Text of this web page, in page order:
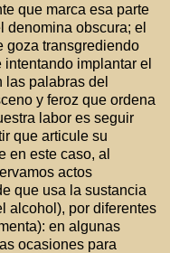
que marca esa parte
denomina obscura; el
goza transgrediendo
implantar el
las palabras del
y feroz que ordena
labor es seguir
que articule su
en este caso, al
actos
que usa la sustancia
alcohol), por diferentes
en algunas
ocasiones para